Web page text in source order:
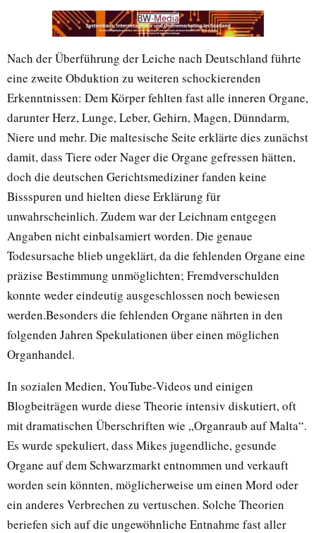
Nach der Überführung der Leiche nach Deutschland führte
eine zweite Obduktion zu weiteren schockierenden
Erkenntnissen: Dem Körper fehlten fast alle inneren Organe,
darunter Herz, Lunge, Leber, Gehirn, Magen, Dünndarm,
Niere und mehr. Die maltesische Seite erklärte dies zunächst
damit, dass Tiere oder Nager die Organe gefressen hätten,
doch die deutschen Gerichtsmediziner fanden keine
Bissspuren und hielten diese Erklärung für
unwahrscheinlich. Zudem war der Leichnam entgegen
Angaben nicht einbalsamiert worden. Die genaue
Todesursache blieb ungeklärt, da die fehlenden Organe eine
präzise Bestimmung unmöglichten; Fremdverschulden
konnte weder eindeutig ausgeschlossen noch bewiesen
werden.Besonders die fehlenden Organe nährten in den
folgenden Jahren Spekulationen über einen möglichen
Organhandel.
In sozialen Medien, YouTube-Videos und einigen
Blogbeiträgen wurde diese Theorie intensiv diskutiert, oft
mit dramatischen Überschriften wie „Organraub auf Malta“.
Es wurde spekuliert, dass Mikes jugendliche, gesunde
Organe auf dem Schwarzmarkt entnommen und verkauft
worden sein könnten, möglicherweise um einen Mord oder
ein anderes Verbrechen zu vertuschen. Solche Theorien
beriefen sich auf die ungewöhnliche Entnahme fast aller